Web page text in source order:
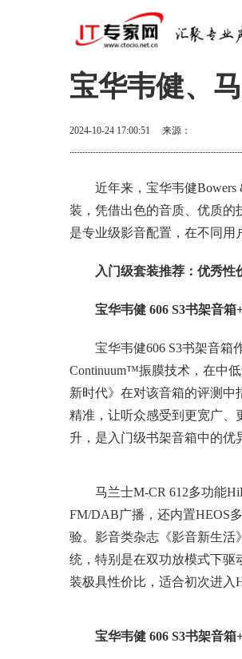
宝华韦健、
2024-10-24 17:00:51 来源：
近年来，宝华韦健
装，凭借出色的音质、优质的
是专业级影音配置，在不同用
入门级套装推荐：优秀性
宝华韦健 606 S3书架音
宝华韦健606 S3书架音箱
Continuum™振膜技术，在中
新时代》在对该音箱的评测中
精准，让听众感受到更宽广、
升，是入门级书架音箱中的优
马兰士M-CR 612多功能
FM/DAB广播，还内置HEOS
验。影音类杂志《影音新生活
统，特别是在双功放模式下驱
装极具性价比，适合初次进入
宝华韦健 606 S3书架音